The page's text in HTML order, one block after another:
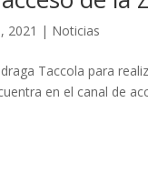
2021 | Noticias
Taccola para
en el canal de